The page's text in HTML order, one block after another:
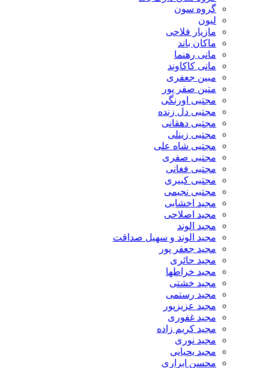
گروه سون
لیون
مازیار فلاحی
ماکان باند
مانی رهنما
مانی کاکاوند
مبین جعفری
متین صفر پور
مجتبی اورنگی
مجتبی دل زنده
مجتبی دهقانی
مجتبی زینلی
مجتبی شاه علی
مجتبی صفری
مجتبی فغانی
مجتبی کبیری
مجتبی نجیمی
مجید اخشابی
مجید اصلاحی
مجید الوند‎
مجید الوند و سهیل صداقت
مجید جعفر پور
مجید حائری
مجید خراطها
مجید خشتی
مجید رستمی
مجید عزیزپور
مجید غفوری
مجید کریم زاده
مجید نوری
مجید یحیایی
محسن ابراری